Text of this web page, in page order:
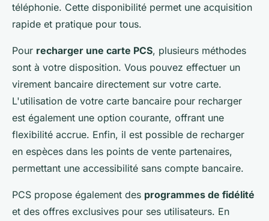
téléphonie. Cette disponibilité permet une acquisition
rapide et pratique pour tous.
Pour recharger une carte PCS, plusieurs méthodes
sont à votre disposition. Vous pouvez effectuer un
virement bancaire directement sur votre carte.
L'utilisation de votre carte bancaire pour recharger
est également une option courante, offrant une
flexibilité accrue. Enfin, il est possible de recharger
en espèces dans les points de vente partenaires,
permettant une accessibilité sans compte bancaire.
PCS propose également des programmes de fidélité
et des offres exclusives pour ses utilisateurs. En